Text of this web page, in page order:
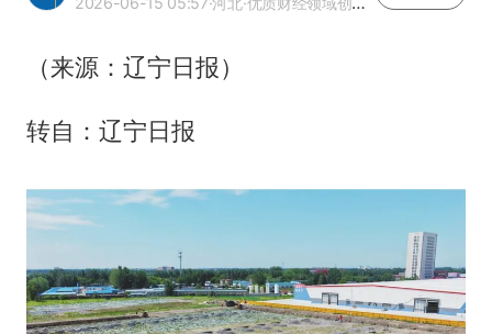
（来源：辽宁日报）
转自：辽宁日报